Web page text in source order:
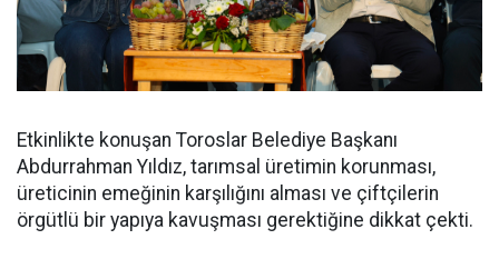
Etkinlikte konuşan Toroslar Belediye Başkanı
Abdurrahman Yıldız, tarımsal üretimin korunması,
üreticinin emeğinin karşılığını alması ve çiftçilerin
örgütlü bir yapıya kavuşması gerektiğine dikkat çekti.